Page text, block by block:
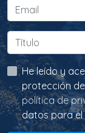
He leído y acepto la información
política de
datos para el